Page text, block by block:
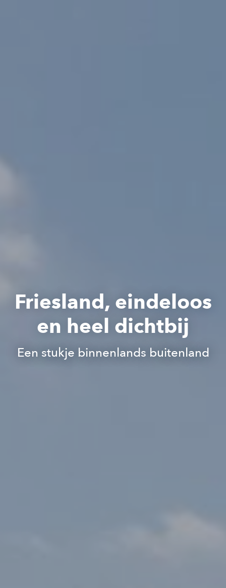
Friesland, eindeloos
en heel dichtbij
Een stukje binnenlands buitenland